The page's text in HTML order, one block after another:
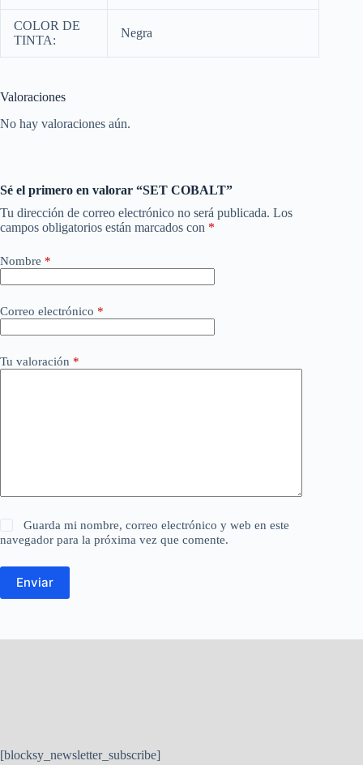
COLOR DE
TINTA:
Negra
Valoraciones
No hay valoraciones aún.
Sé el primero en valorar “SET COBALT”
Tu dirección de correo electrónico no será publicada. Los
campos obligatorios están marcados con *
Nombre *
Correo electrónico *
Tu valoración *
Guarda mi nombre, correo electrónico y web en este
navegador para la próxima vez que comente.
Enviar
[blocksy_newsletter_subscribe]